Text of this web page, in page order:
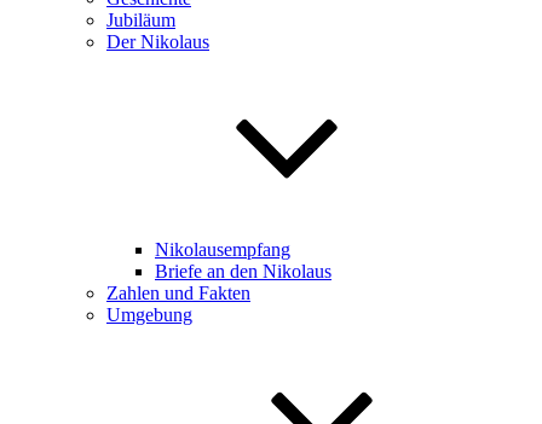
Jubiläum
Der Nikolaus
Nikolausempfang
Briefe an den Nikolaus
Zahlen und Fakten
Umgebung